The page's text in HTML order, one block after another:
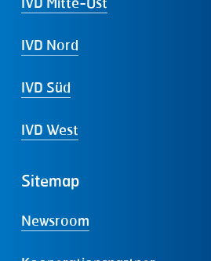
IVD Nord
IVD Süd
IVD West
Sitemap
Newsroom